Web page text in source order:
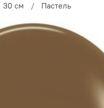
30 см Пастель